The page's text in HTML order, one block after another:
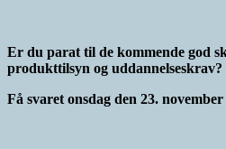
Er du parat til de kommende god
produkttilsyn og uddannelseskrav?
Få svaret onsdag den 23.